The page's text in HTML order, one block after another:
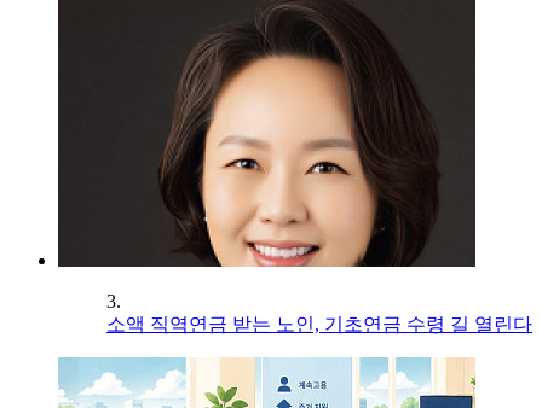
3.
소액 직역연금 받는 노인, 기초연금 수령 길 열린다